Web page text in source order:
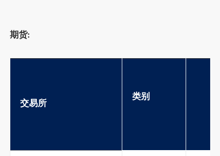
期货:
交易所
类别